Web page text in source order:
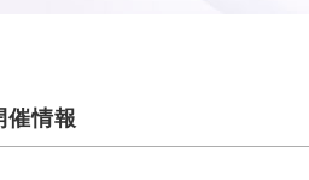
催情報